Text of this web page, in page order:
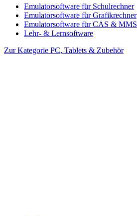
Emulatorsoftware für Schulrechner
Emulatorsoftware für Grafikrechner
Emulatorsoftware für CAS & MMS
Lehr- & Lernsoftware
Zur Kategorie PC, Tablets & Zubehör